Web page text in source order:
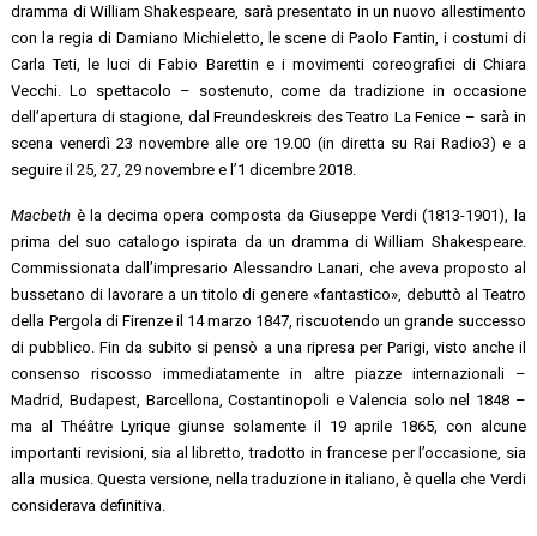
dramma di William Shakespeare, sarà presentato in un nuovo allestimento
con la regia di Damiano Michieletto, le scene di Paolo Fantin, i costumi di
Carla Teti, le luci di Fabio Barettin e i movimenti coreografici di Chiara
Vecchi. Lo spettacolo – sostenuto, come da tradizione in occasione
dell’apertura di stagione, dal Freundeskreis des Teatro La Fenice – sarà in
scena venerdì 23 novembre alle ore 19.00 (in diretta su Rai Radio3) e a
seguire il 25, 27, 29 novembre e l’1 dicembre 2018.
Macbeth è la decima opera composta da Giuseppe Verdi (1813-1901), la
prima del suo catalogo ispirata da un dramma di William Shakespeare.
Commissionata dall’impresario Alessandro Lanari, che aveva proposto al
bussetano di lavorare a un titolo di genere «fantastico», debuttò al Teatro
della Pergola di Firenze il 14 marzo 1847, riscuotendo un grande successo
di pubblico. Fin da subito si pensò a una ripresa per Parigi, visto anche il
consenso riscosso immediatamente in altre piazze internazionali –
Madrid, Budapest, Barcellona, Costantinopoli e Valencia solo nel 1848 –
ma al Théâtre Lyrique giunse solamente il 19 aprile 1865, con alcune
importanti revisioni, sia al libretto, tradotto in francese per l’occasione, sia
alla musica. Questa versione, nella traduzione in italiano, è quella che Verdi
considerava definitiva.